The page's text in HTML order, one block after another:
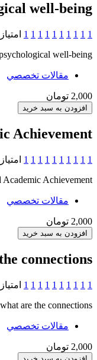
well-being
1
1
1
1
1
1
1
1
1
1 امتیاز 5.00 (1 رای)
well-being
مقالات تخصصي
2,000 تومان
Achievement
1
1
1
1
1
1
1
1
1
1 امتیاز 5.00 (1 رای)
Achievement
مقالات تخصصي
2,000 تومان
connections?
1
1
1
1
1
1
1
1
1
1 امتیاز 5.00 (1 رای)
are the connections?
مقالات تخصصي
2,000 تومان